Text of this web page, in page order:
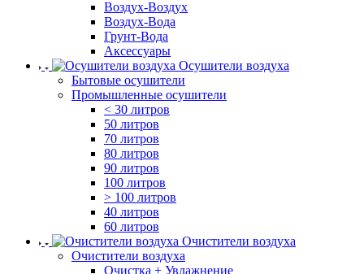
Воздух-Воздух
Воздух-Вода
Грунт-Вода
Аксессуары
Осушители воздуха
Бытовые осушители
Промышленные осушители
< 30 литров
50 литров
70 литров
80 литров
90 литров
100 литров
> 100 литров
40 литров
60 литров
Очистители воздуха
Очистители воздуха
Очистка + Увлажнение